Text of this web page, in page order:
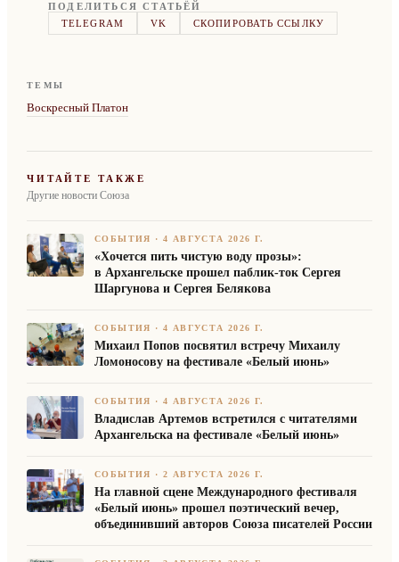
ПОДЕЛИТЬСЯ СТАТЬЁЙ
TELEGRAM
VK СКОПИРОВАТЬ ССЫЛКУ
ТЕМЫ
Воскресный Платон
ЧИТАЙТЕ ТАКЖЕ
Другие новости Союза
СОБЫТИЯ ·4 АВГУСТА 2026 Г.
«Хочется пить чистую воду прозы»:
в Архангельске прошел паблик-ток Сергея
Шаргунова и Сергея Белякова
СОБЫТИЯ ·4 АВГУСТА 2026 Г.
Михаил Попов посвятил встречу Михаилу
Ломоносову на фестивале «Белый июнь»
СОБЫТИЯ ·4 АВГУСТА 2026 Г.
Владислав Артемов встретился с читателями
Архангельска на фестивале «Белый июнь»
СОБЫТИЯ ·2 АВГУСТА 2026 Г.
На главной сцене Международного фестиваля
«Белый июнь» прошел поэтический вечер,
объединивший авторов Союза писателей России